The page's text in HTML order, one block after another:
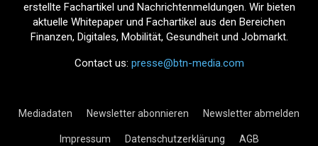
erstellte Fachartikel und Nachrichtenmeldungen. Wir bieten
aktuelle Whitepaper und Fachartikel aus den Bereichen
Finanzen, Digitales, Mobilität, Gesundheit und Jobmarkt.
Contact us: presse@btn-media.com
Mediadaten Newsletter abonnieren Newsletter abmelden
Impressum Datenschutzerklärung AGB